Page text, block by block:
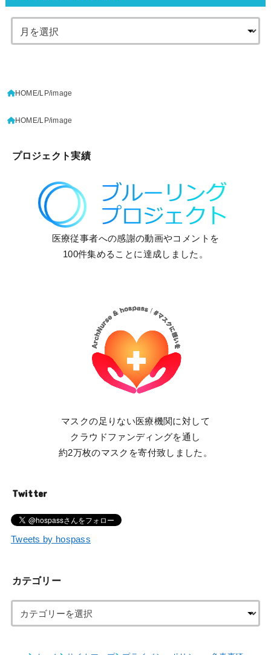
HOME LP image
HOME LP image
プロジェクト実績
医療従事者への感謝の動画やコメントを
100件集めることに達成しました。
マスクの足りない医療機関に対して
クラウドファンディングを通し
約2万枚のマスクを寄付致しました。
Twitter
Tweets by hospass
カテゴリー